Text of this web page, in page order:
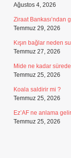
Ağustos 4, 2026
Ziraat Bankası’ndan
Temmuz 29, 2026
Kışın bağlar neden
Temmuz 27, 2026
Mide ne kadar
Temmuz 25, 2026
Koala saldirir mi ?
Temmuz 25, 2026
Ez’AF ne anlama
Temmuz 25, 2026